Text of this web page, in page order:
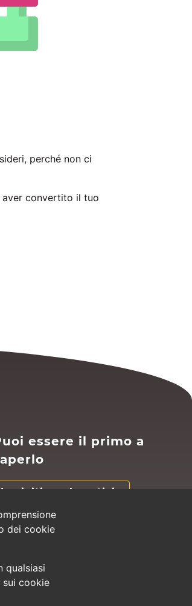
perché non ci
convertito il tuo
essere il primo a
Iscriviti per le notizie
dei cookie
qualsiasi
sui cookie